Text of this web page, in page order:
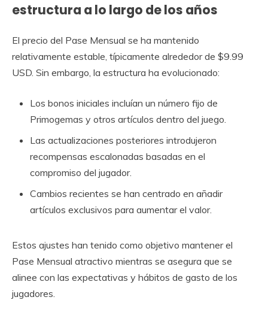
estructura a lo largo de los años
El precio del Pase Mensual se ha mantenido
relativamente estable, típicamente alrededor de $9.99
USD. Sin embargo, la estructura ha evolucionado:
Los bonos iniciales incluían un número fijo de
Primogemas y otros artículos dentro del juego.
Las actualizaciones posteriores introdujeron
recompensas escalonadas basadas en el
compromiso del jugador.
Cambios recientes se han centrado en añadir
artículos exclusivos para aumentar el valor.
Estos ajustes han tenido como objetivo mantener el
Pase Mensual atractivo mientras se asegura que se
alinee con las expectativas y hábitos de gasto de los
jugadores.